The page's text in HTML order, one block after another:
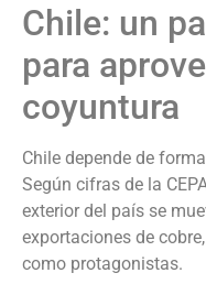
Chile: un
para
coyuntura
Chile depende de
Según cifras de la
exterior del país se
exportaciones de
como protagonistas.